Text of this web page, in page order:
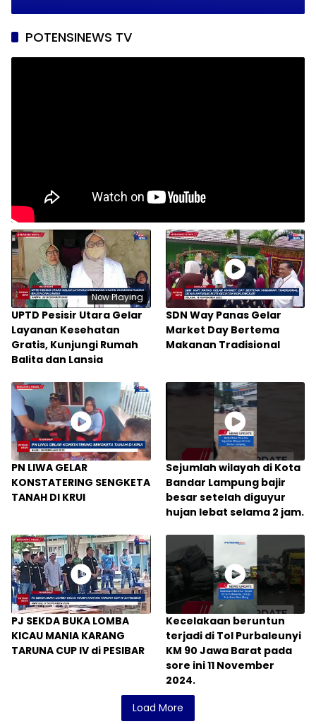
untuk Masyarakat
dan Adaptif di Era Digital
POTENSINEWS TV
Now Playing
UPTD Pesisir Utara Gelar
Layanan Kesehatan
Gratis, Kunjungi Rumah
Balita dan Lansia
SDN Way Panas Gelar
Market Day Bertema
Makanan Tradisional
PN LIWA GELAR
KONSTATERING SENGKETA
TANAH DI KRUI
Sejumlah wilayah di Kota
Bandar Lampung bajir
besar setelah diguyur
hujan lebat selama 2 jam.
PJ SEKDA BUKA LOMBA
KICAU MANIA KARANG
TARUNA CUP IV di PESIBAR
Kecelakaan beruntun
terjadi di Tol Purbaleunyi
KM 90 Jawa Barat pada
sore ini 11 November
2024.
Load More